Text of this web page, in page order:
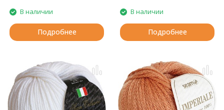
В наличии
Подробнее
В наличии
Подробнее